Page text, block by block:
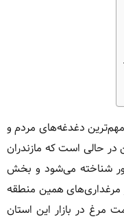
مهم‌ترین دغدغه‌های مردم و
حالی است که مازندران
شناخته می‌شود و بخش
مرغداری‌های همین منطقه
مرغ در بازار این استان